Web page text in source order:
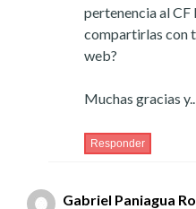
pertenencia al CF
compartirlas con
web?
Muchas gracias
Responder
Gabriel Paniagua